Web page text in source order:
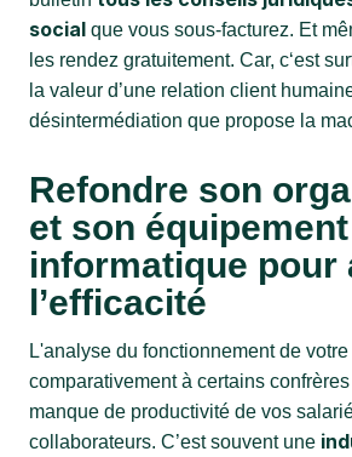
social que vous sous-facturez. Et
les rendez gratuitement. Car, c‘est
la valeur d’une relation client
désintermédiation que propose la
Refondre son
et son équipement
informatique pour
l’efficacité
L'analyse du fonctionnement de votre
comparativement à certains
manque de productivité de vos
collaborateurs. C’est souvent une